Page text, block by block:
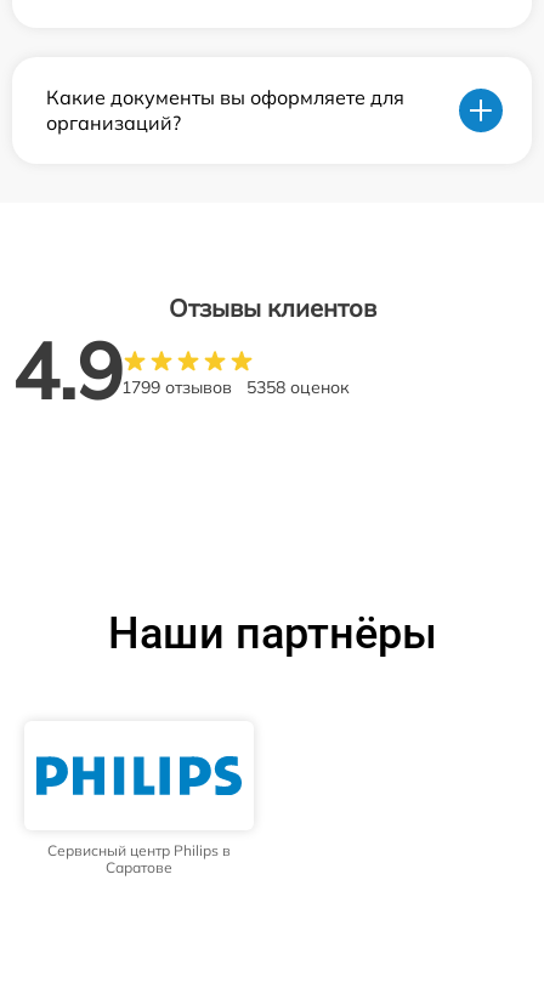
Какие документы вы оформляете для
организаций?
Отзывы клиентов
4.91799 отзывов 5358 оценок
Наши партнёры
Сервисный центр Philips в
Саратове